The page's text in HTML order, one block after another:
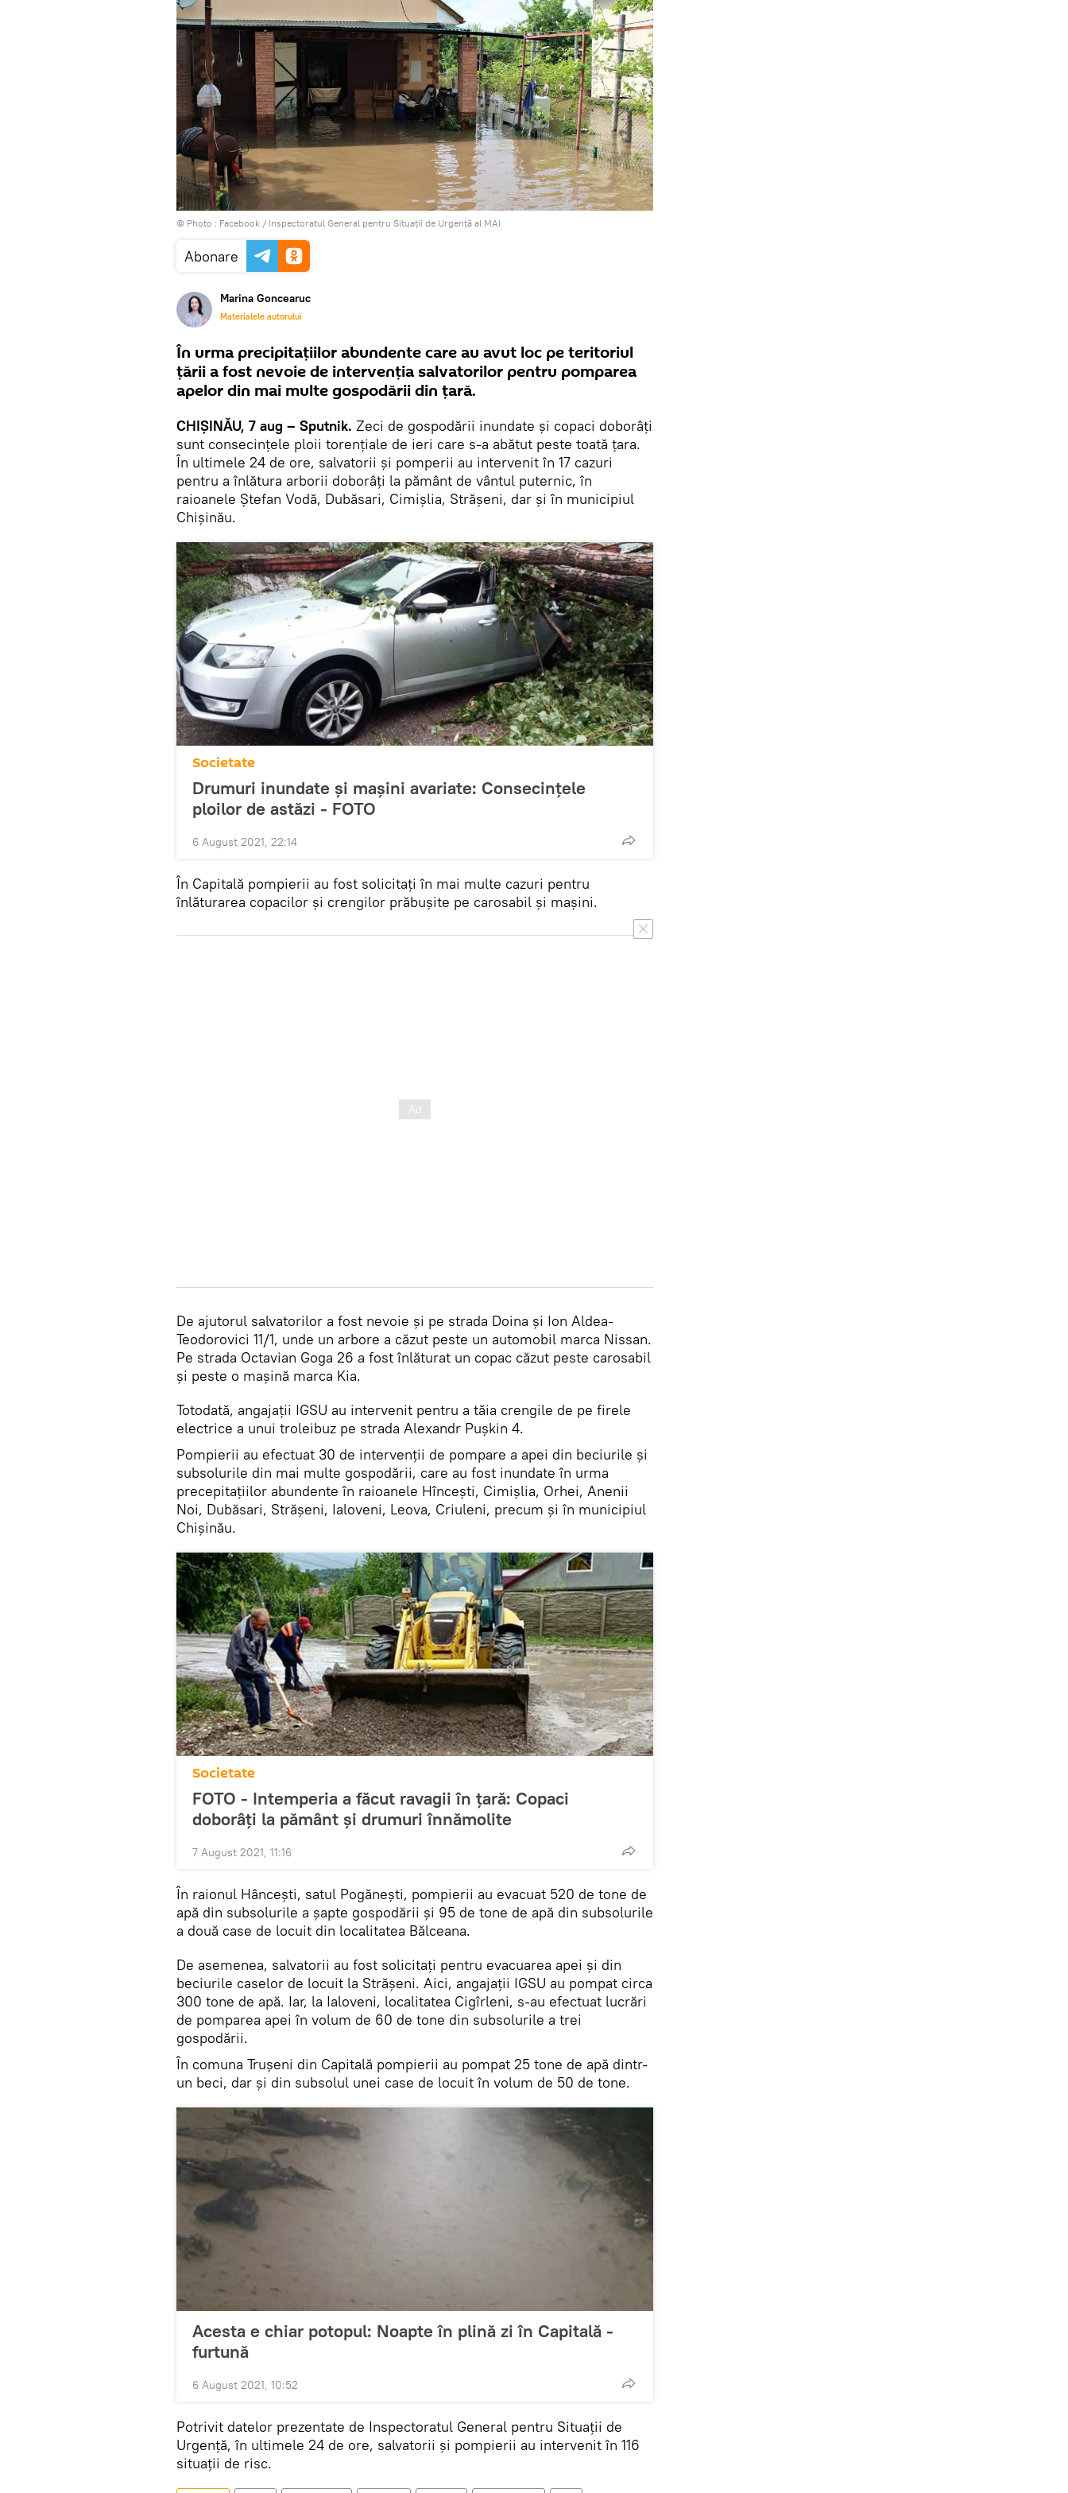
© Photo : Facebook / Inspectoratul General pentru Situații de Urgență al MAI
Abonare
Marina Goncearuc
Materialele autorului
În urma precipitaţiilor abundente care au avut loc pe teritoriul
ţării a fost nevoie de intervenţia salvatorilor pentru pomparea
apelor din mai multe gospodării din ţară.
CHIȘINĂU, 7 aug – Sputnik. Zeci de gospodării inundate și copaci doborâți
sunt consecințele ploii torențiale de ieri care s-a abătut peste toată țara.
În ultimele 24 de ore, salvatorii și pomperii au intervenit în 17 cazuri
pentru a înlătura arborii doborâți la pământ de vântul puternic, în
raioanele Ștefan Vodă, Dubăsari, Cimișlia, Strășeni, dar și în municipiul
Chișinău.
Societate
Drumuri inundate și mașini avariate: Consecințele
ploilor de astăzi - FOTO
6 August 2021, 22:14
În Capitală pompierii au fost solicitați în mai multe cazuri pentru
înlăturarea copacilor și crengilor prăbușite pe carosabil și mașini.
De ajutorul salvatorilor a fost nevoie și pe strada Doina şi Ion Aldea-
Teodorovici 11/1, unde un arbore a căzut peste un automobil marca Nissan.
Pe strada Octavian Goga 26 a fost înlăturat un copac căzut peste carosabil
și peste o mașină marca Kia.
Totodată, angajații IGSU au intervenit pentru a tăia crengile de pe firele
electrice a unui troleibuz pe strada Alexandr Puşkin 4.
Pompierii au efectuat 30 de intervenții de pompare a apei din beciurile și
subsolurile din mai multe gospodării, care au fost inundate în urma
precepitațiilor abundente în raioanele Hîncești, Cimișlia, Orhei, Anenii
Noi, Dubăsari, Strășeni, Ialoveni, Leova, Criuleni, precum și în municipiul
Chișinău.
Societate
FOTO - Intemperia a făcut ravagii în țară: Copaci
doborâți la pământ și drumuri înnămolite
7 August 2021, 11:16
În raionul Hâncești, satul Pogănești, pompierii au evacuat 520 de tone de
apă din subsolurile a șapte gospodării și 95 de tone de apă din subsolurile
a două case de locuit din localitatea Bălceana.
De asemenea, salvatorii au fost solicitați pentru evacuarea apei și din
beciurile caselor de locuit la Strășeni. Aici, angajații IGSU au pompat circa
300 tone de apă. Iar, la Ialoveni, localitatea Cigîrleni, s-au efectuat lucrări
de pomparea apei în volum de 60 de tone din subsolurile a trei
gospodării.
În comuna Trușeni din Capitală pompierii au pompat 25 tone de apă dintr-
un beci, dar și din subsolul unei case de locuit în volum de 50 de tone.
Acesta e chiar potopul: Noapte în plină zi în Capitală -
furtună
6 August 2021, 10:52
Potrivit datelor prezentate de Inspectoratul General pentru Situații de
Urgență, în ultimele 24 de ore, salvatorii și pompierii au intervenit în 116
situații de risc.